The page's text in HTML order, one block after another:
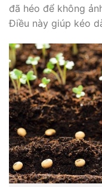
đã héo để không
Điều này giúp kéo